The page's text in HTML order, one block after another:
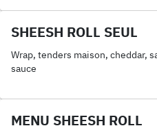
SHEESH ROLL SEUL
Wrap, tenders maison, cheddar,
sauce
MENU SHEESH ROLL